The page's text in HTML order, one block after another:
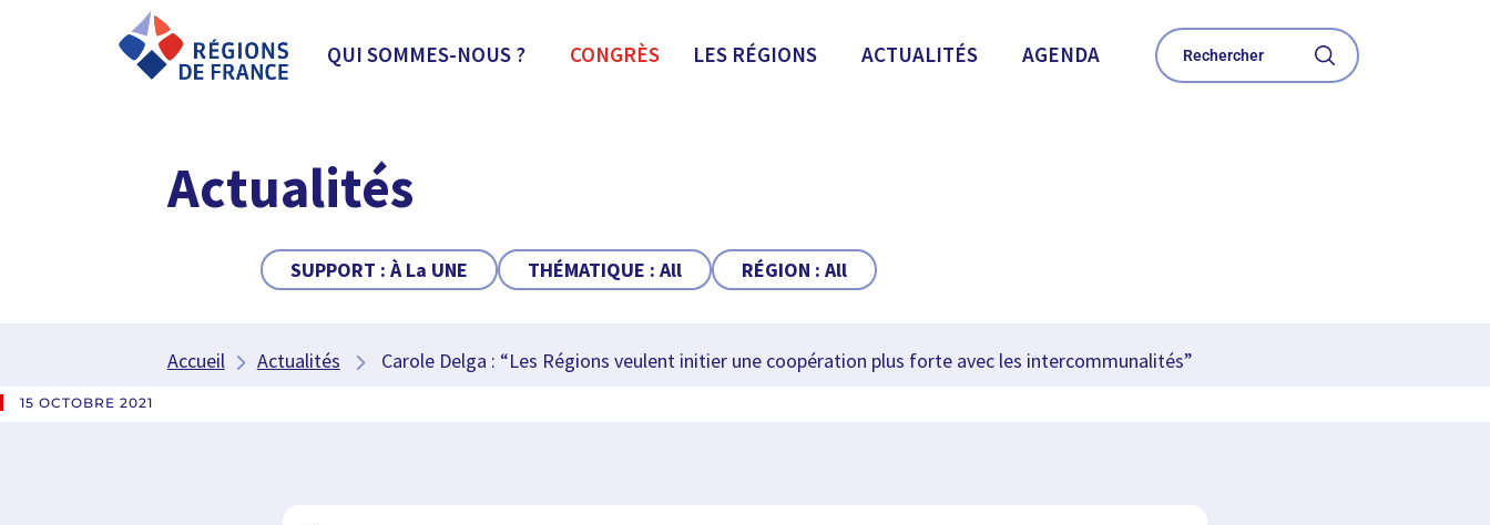
QUI SOMMES-NOUS ? CONGRÈS LES RÉGIONS ACTUALITÉS AGENDA
Actualités
SUPPORT : À La UNE THÉMATIQUE : All RÉGION : All
Accueil Actualités Carole Delga : “Les Régions veulent initier une coopération plus forte avec les intercommunalités”
15 OCTOBRE 2021